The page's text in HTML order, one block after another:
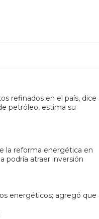
refinados en el país, dice
petróleo, estima su
la reforma energética en
podría atraer inversión
energéticos; agregó que